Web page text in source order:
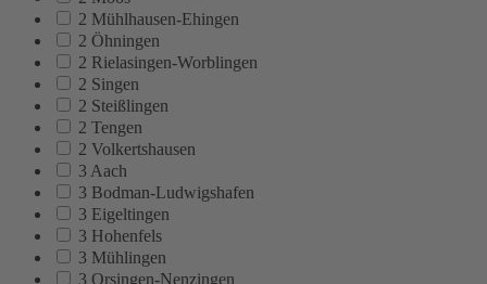
2 Mühlhausen-Ehingen
2 Öhningen
2 Rielasingen-Worblingen
2 Singen
2 Steißlingen
2 Tengen
2 Volkertshausen
3 Aach
3 Bodman-Ludwigshafen
3 Eigeltingen
3 Hohenfels
3 Mühlingen
3 Orsingen-Nenzingen